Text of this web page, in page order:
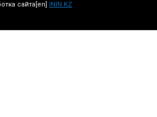
сайта[en] ININ.KZ